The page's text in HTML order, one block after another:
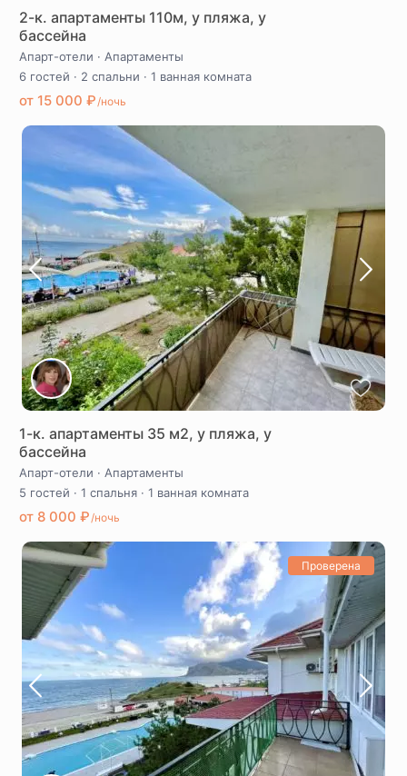
2-к. апартаменты 110м, у пляжа, у
бассейна
Апарт-отели · Апартаменты
6 гостей · 2 спальни · 1 ванная комната
от 15 000 ₽/ночь
1-к. апартаменты 35 м2, у пляжа, у
бассейна
Апарт-отели · Апартаменты
5 гостей · 1 спальня · 1 ванная комната
от 8 000 ₽/ночь
Проверена